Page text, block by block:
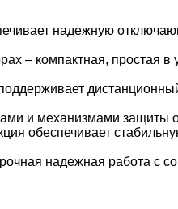
надежную
– компактная, простая
и механизмами защиты
обеспечивает
надежная работа с